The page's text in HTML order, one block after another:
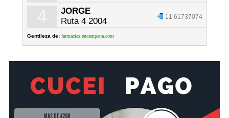
JORGE
Ruta 4 2004
11 61737074
Gentileza de: farmacias.encampana.com